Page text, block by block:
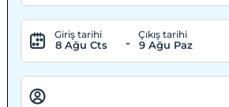
Giriş tarihi
8 Ağu Cts -
Çıkış tarihi
9 Ağu Paz